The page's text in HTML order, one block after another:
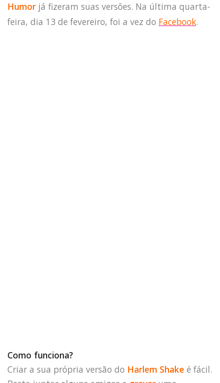
Humor já fizeram suas versões. Na última quarta-
feira, dia 13 de fevereiro, foi a vez do Facebook.
Como funciona?
Criar a sua própria versão do Harlem Shake é fácil.